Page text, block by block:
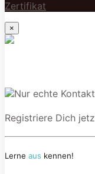
Zertifikat
×
Registriere Dich
Lerne aus kennen!